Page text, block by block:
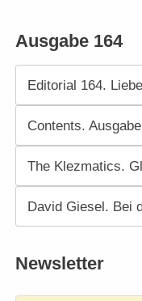
Ausgabe 164
Editorial 164.
Contents.
The Klezmatics.
David Giesel. Bei
Newsletter